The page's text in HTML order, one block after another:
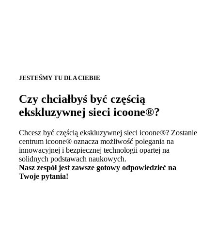
JESTEŚMY TU DLA CIEBIE
Czy chciałbyś być częścią
ekskluzywnej sieci icoone®?
Chcesz być częścią ekskluzywnej sieci icoone®? Zostanie
centrum icoone® oznacza możliwość polegania na
innowacyjnej i bezpiecznej technologii opartej na
solidnych podstawach naukowych.
Nasz zespół jest zawsze gotowy odpowiedzieć na
Twoje pytania!